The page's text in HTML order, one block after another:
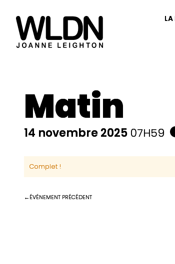
LA
Matin
14 novembre 2025 07H59
Complet !
ÉVÉNEMENT PRÉCÉDENT